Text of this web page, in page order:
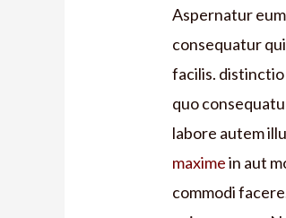
Aspernatur
consequatur
facilis. distinctio
quo
labore autem
maximein aut
commodi